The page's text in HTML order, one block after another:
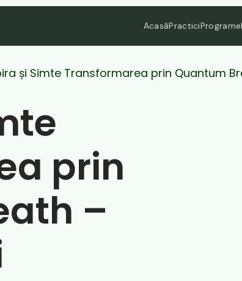
AcasăPracticiPrograme
și Simte Transformarea prin Quantum
prin
–